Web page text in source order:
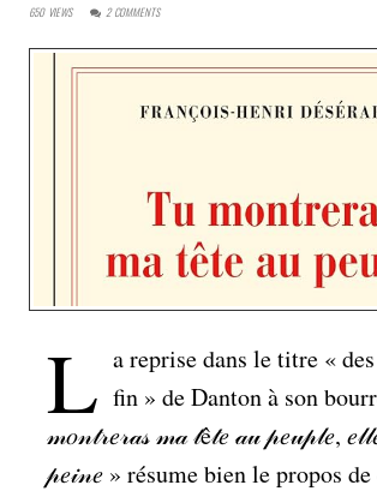
650 VIEWS 2 COMMENTS
L a reprise dans le titre «
fin » de Danton à son
𝓂𝑜𝓃𝓉𝓇𝑒𝓇𝒶𝓈 𝓂𝒶 𝓉ê𝓉𝑒 𝒶𝓊 𝓅𝑒𝓊𝓅𝓁𝑒,
𝓅𝑒𝒾𝓃𝑒 » résume bien le propos